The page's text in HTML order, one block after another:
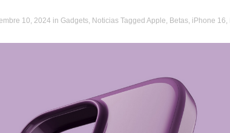
10, 2024 in Gadgets, Noticias Tagged Apple, Betas, iPhone 16,